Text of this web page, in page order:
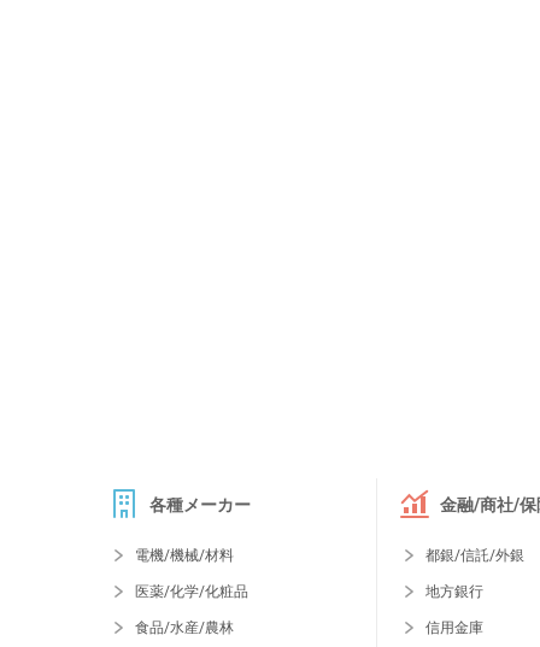
各種メーカー
電機/機械/材料
医薬/化学/化粧品
食品/水産/農林
金融/商社/保
都銀/信託/外銀
地方銀行
信用金庫